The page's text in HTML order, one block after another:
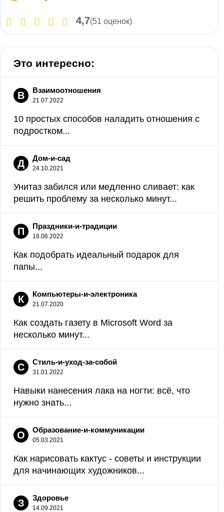
4,7(51 оценок)
Это интересно:
В Взаимоотношения
21.07.2022
10 простых способов наладить отношения с
подростком...
Д Дом-и-сад
24.10.2021
Унитаз забился или медленно сливает: как
решить проблему за несколько минут...
П Праздники-и-традиции
18.06.2022
Как подобрать идеальный подарок для
папы...
К Компьютеры-и-электроника
21.07.2020
Как создать газету в Microsoft Word за
несколько минут...
С Стиль-и-уход-за-собой
31.01.2022
Навыки нанесения лака на ногти: всё, что
нужно знать...
О Образование-и-коммуникации
05.03.2021
Как нарисовать кактус - советы и инструкции
для начинающих художников...
З Здоровье
14.09.2021